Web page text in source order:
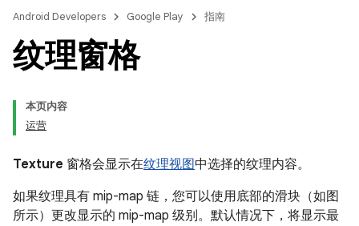
Android Developers Google Play 指南
纹理窗格
本页内容
运营
Texture 窗格会显示在纹理视图中选择的纹理内容。
如果纹理具有 mip-map 链，您可以使用底部的滑块（如图
所示）更改显示的 mip-map 级别。默认情况下，将显示最